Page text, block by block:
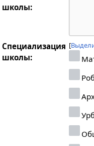
школы:
Специализация
школы: